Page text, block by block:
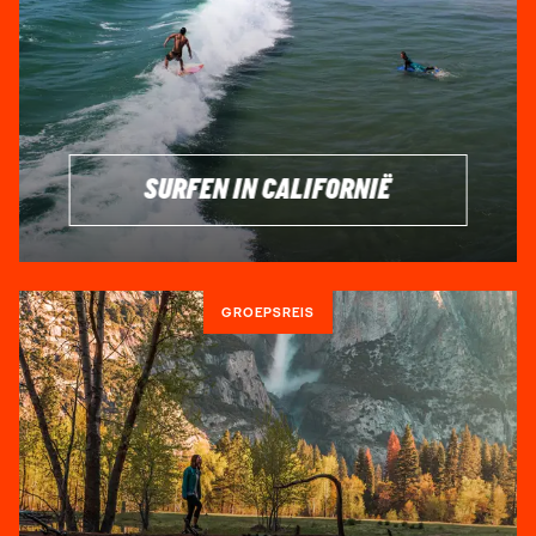
aan tijd (en geld), denk dan eens aan eenkust-tot-kust
roadtrip.
Rijden van de westkust naar de oostkust van het land is
één van die Amerikaanse ervaringen die niet in woorden uit
te drukken valt. Voor ons Europeanen is het moeilijk te
bevatten dat je dagenlang in hetzelfde land kunt rijden. Elke
staat waar je doorheen rijdt heeft zijn eigen charme,
gewoontes, klimaat en geschiedenis. Een reis naar de
van reizen die dit meer doet dan
een Amerikaanse roadtrip.
Heb je geen rijbewijs? Of reis je alleen en wil je graag
andere reizigers ontmoeten? Ga dan mee op een
groepsreissamen met een lokale gids en andere
internationale reizigers. Op die manier kun je tijdens je reis
door Amerika de highlights ook supergoed ontdekken.
BESTE REISTIJD
SURFEN IN CALIFORNIË
GROEPSREIS